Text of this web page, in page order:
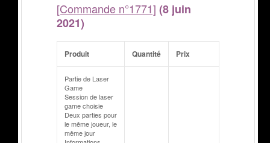
[Commande n°1771] (8 juin
2021)
Produit Quantité Prix
Partie de Laser
Game
Session de laser
game choisie
Deux parties pour
le même joueur, le
même jour